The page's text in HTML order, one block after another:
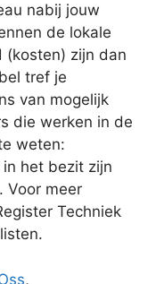
nabij jouw
de lokale
(kosten) zijn dan
tref je
van mogelijk
die werken in de
weten:
het bezit zijn
Voor meer
Techniek
,